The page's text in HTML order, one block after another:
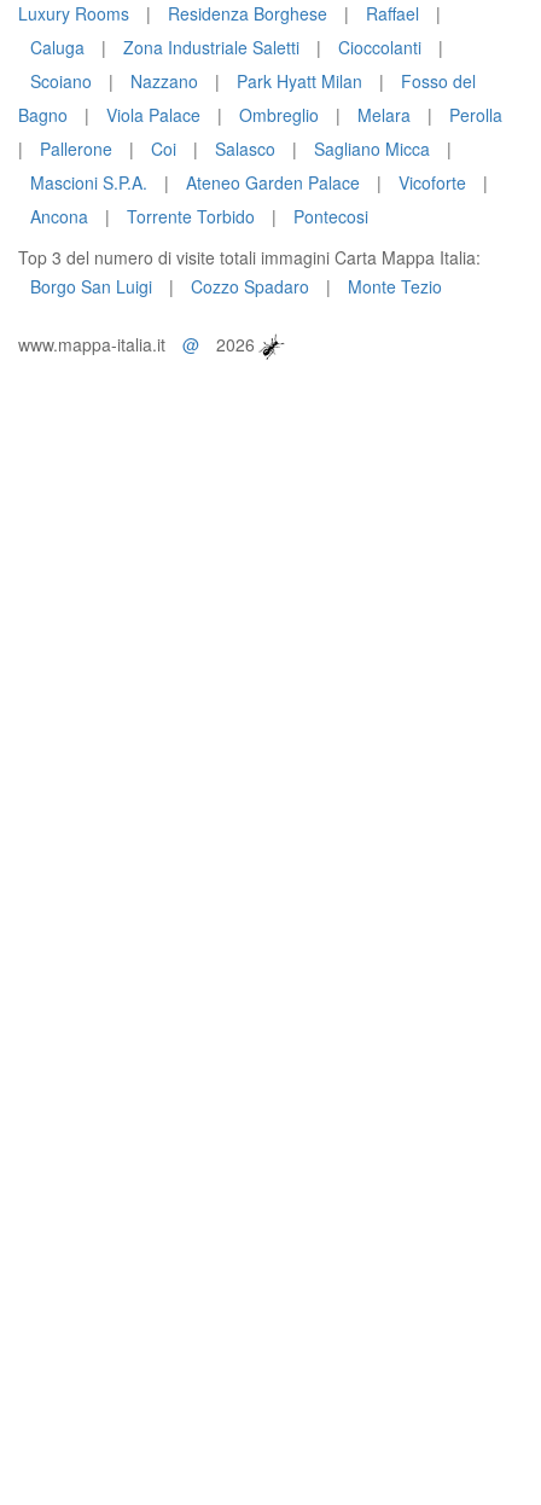
Luxury Rooms
| Residenza Borghese | Raffael
|
Caluga
| Zona Industriale Saletti | Cioccolanti
|
Scoiano
| Nazzano | Park Hyatt Milan |
Fosso del
Bagno
| Viola Palace | Ombreglio | Melara |
Perolla
|
Pallerone | Coi | Salasco | Sagliano Micca
|
Mascioni S.P.A.
| Ateneo Garden Palace | Vicoforte
|
Ancona
| Torrente Torbido |
Pontecosi
Top 3 del numero di visite totali immagini Carta Mappa Italia:
Borgo San Luigi
| Cozzo Spadaro | Monte Tezio
www.mappa-italia.it @ 2026